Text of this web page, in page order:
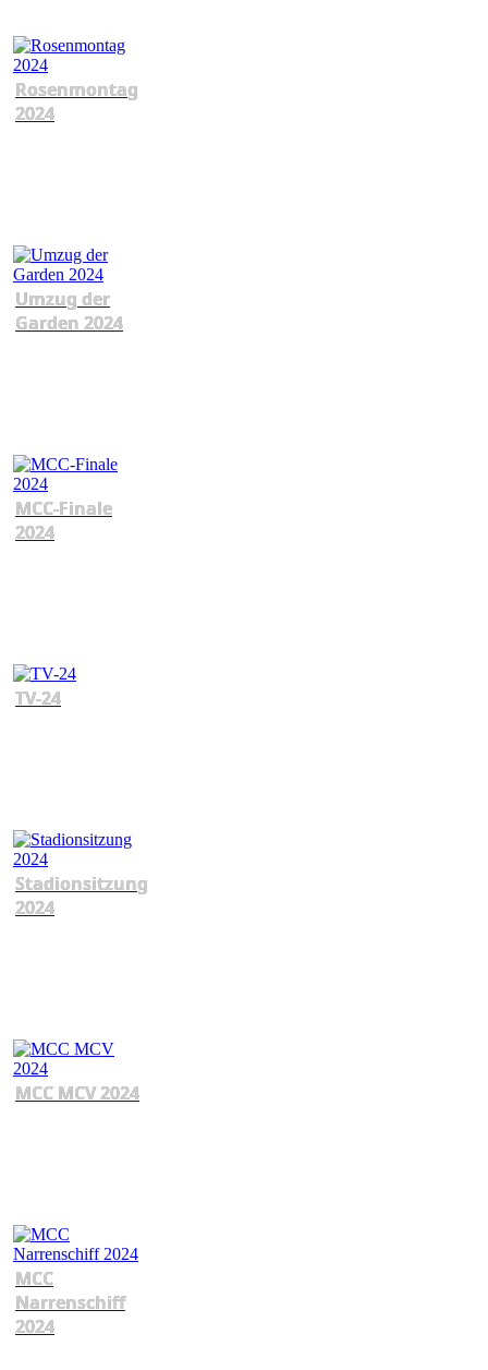
Rosenmontag
2024
Umzug der
Garden 2024
MCC-Finale
2024
TV-24
Stadionsitzung
2024
MCC MCV 2024
MCC
Narrenschiff
2024